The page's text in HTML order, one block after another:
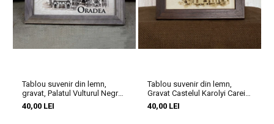
Tablou suvenir din lemn,
gravat, Palatul Vulturul Negru,
dimensiune 10 x15 cm, rama
inclusa
40,00 LEI
Tablou suvenir din lemn,
Gravat Castelul Karolyi Carei,
dimensiune 10/15, rama
inclusa
40,00 LEI